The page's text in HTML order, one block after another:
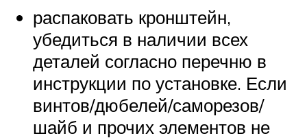
распаковать кронштейн,
убедиться в наличии всех
деталей согласно перечню в
инструкции по установке. Если
винтов/дюбелей/саморезов/
шайб и прочих элементов не